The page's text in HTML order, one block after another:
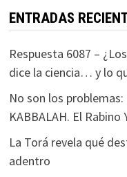
ENTRADAS
Respuesta 6087 –
dice la ciencia… y lo
No son los
KABBALAH. El
La Torá revela qué
adentro